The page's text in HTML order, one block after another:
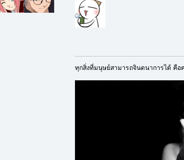
ทุกสิ่งที่มนุษย์สามารถจินตนาการได้ คื